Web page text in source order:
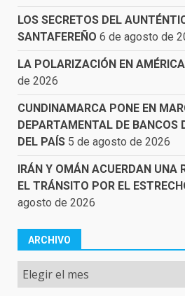
LOS SECRETOS DEL
SANTAFEREÑO 6 de agosto de
LA POLARIZACIÓN EN
de 2026
CUNDINAMARCA PONE EN
DEPARTAMENTAL DE BANCOS
DEL PAÍS 5 de agosto de 2026
IRÁN Y OMÁN ACUERDAN UNA
EL TRÁNSITO POR EL
agosto de 2026
ARCHIVO
Archivo